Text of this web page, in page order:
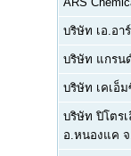
บริษัท เอ.อา
บริษัท แกรน
บริษัท เคเอ็
บริษัท ปิโตร
อ.หนองแค จ